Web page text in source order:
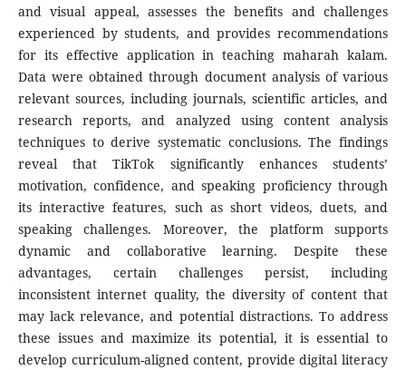
and visual appeal, assesses the benefits and challenges
experienced by students, and provides recommendations
for its effective application in teaching maharah kalam.
Data were obtained through document analysis of various
relevant sources, including journals, scientific articles, and
research reports, and analyzed using content analysis
techniques to derive systematic conclusions. The findings
reveal that TikTok significantly enhances students’
motivation, confidence, and speaking proficiency through
its interactive features, such as short videos, duets, and
speaking challenges. Moreover, the platform supports
dynamic and collaborative learning. Despite these
advantages, certain challenges persist, including
inconsistent internet quality, the diversity of content that
may lack relevance, and potential distractions. To address
these issues and maximize its potential, it is essential to
develop curriculum-aligned content, provide digital literacy